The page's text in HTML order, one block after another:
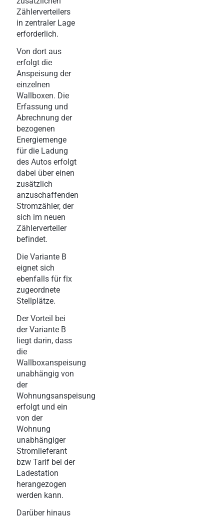
Zählerverteilers
in zentraler Lage
erforderlich.
Von dort aus
erfolgt die
Anspeisung der
einzelnen
Wallboxen. Die
Erfassung und
Abrechnung der
bezogenen
Energiemenge
für die Ladung
des Autos erfolgt
dabei über einen
zusätzlich
anzuschaffenden
Stromzähler, der
sich im neuen
Zählerverteiler
befindet.
Die Variante B
eignet sich
ebenfalls für fix
zugeordnete
Stellplätze.
Der Vorteil bei
der Variante B
liegt darin, dass
die
Wallboxanspeisung
unabhängig von
der
Wohnungsanspeisung
erfolgt und ein
von der
Wohnung
unabhängiger
Stromlieferant
bzw Tarif bei der
Ladestation
herangezogen
werden kann.
Darüber hinaus